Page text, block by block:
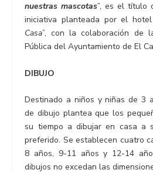
nuestras mascotas”, es el título
iniciativa planteada por el
Casa”, con la colaboración de
Pública del Ayuntamiento de El
DIBUJO
Destinado a niños y niñas de 3
de dibujo plantea que los
su tiempo a dibujar en casa a
preferido. Se establecen cuatro
8 años, 9-11 años y 12-14
dibujos no excedan las